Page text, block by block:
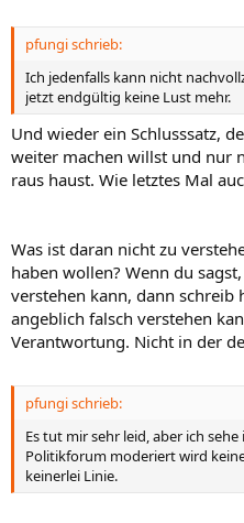
pfungi schrieb:
Ich jedenfalls kann nicht
jetzt endgültig keine Lust mehr.
Und wieder ein Schlusssatz,
weiter machen willst und nur
raus haust. Wie letztes Mal
Was ist daran nicht zu
haben wollen? Wenn du
verstehen kann, dann schreib
angeblich falsch verstehen
Verantwortung. Nicht in der
pfungi schrieb:
Es tut mir sehr leid, aber ich
Politikforum moderiert wird
keinerlei Linie.